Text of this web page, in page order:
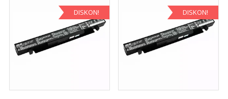
28,57$.
DISKON! DISKON!